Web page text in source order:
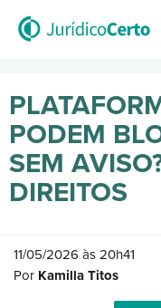
PODEM
SEM
DIREITOS
11/05/2026 às 20h41
Por Kamilla Titos